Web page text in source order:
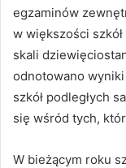
egzaminów
w większości
skali
odnotowano
szkół podległych
się wśród tych,
W bieżącym roku